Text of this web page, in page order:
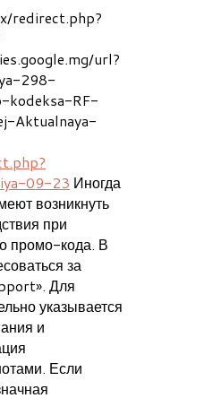
redirect.php?
url?
298-
kodeksa-RF-
Aktualnaya-
09-23 Иногда
возникнуть
при
промо-кода. В
за
Для
указывается
и
Если